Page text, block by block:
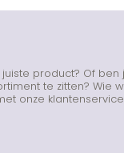
product? Of
te zitten? Wie
onze